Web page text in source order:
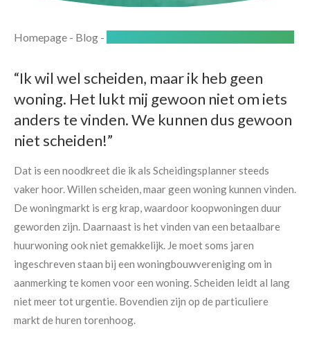
Homepage - Blog -
“Ik wil wel scheiden, maar ik heb geen
woning. Het lukt mij gewoon niet om iets
anders te vinden. We kunnen dus gewoon
niet scheiden!”
Dat is een noodkreet die ik als Scheidingsplanner steeds
vaker hoor. Willen scheiden, maar geen woning kunnen vinden.
De woningmarkt is erg krap, waardoor koopwoningen duur
geworden zijn. Daarnaast is het vinden van een betaalbare
huurwoning ook niet gemakkelijk. Je moet soms jaren
ingeschreven staan bij een woningbouwvereniging om in
aanmerking te komen voor een woning. Scheiden leidt al lang
niet meer tot urgentie. Bovendien zijn op de particuliere
markt de huren torenhoog.